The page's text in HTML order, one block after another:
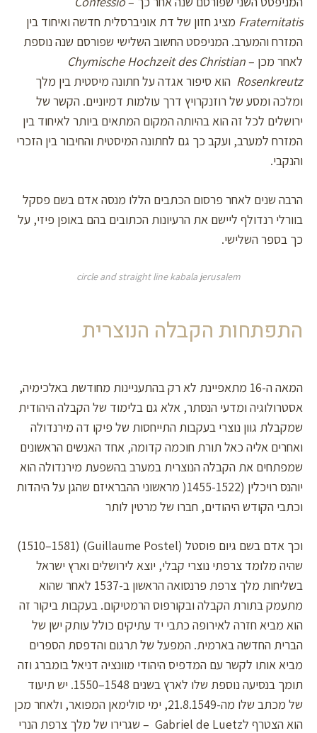
Fraternitatis מציג חזון של דת אוניברסלית חדשה ואיחוד בין
המזרח והמערב. המניפסט החשוב השלישי שפורסם שנה נוספת
לאחר מכן –Chymische Hochzeit des Christian
Rosenkreutz הוא סיפור אגדה על חתונה מיסטית בין מלך
ומלכה ומסע של רוזנקרויץ דרך עולמות דמיוניים. הקשר של
ירושלים לכל זה הוא בהיותה המקום המתאים ביותר לאיחוד בין
המזרח למערב, ועקב כך גם לחתונה המיסטית והחיבור בין הזכרי
והנקבי.
הרבה שנים לאחר פרסום הכתבים הללו מנסה אדם בשם פסקל
בוורלי רנדולף ליישם את הרעיונות הכתובים בהם באופן פיזי, על
כך בספר השלישי.
circle and straight line kabala jerusalem
התפתחות הקבלה הנוצרית
המאה ה-16 מתאפיינת לא רק בהתעניינות מחודשת באלכימיה,
אסטרולוגיה ומדעי הנסתר, אלא גם בלימוד של הקבלה היהודית
שמקבלת גוון נוצרי בעקבות התייחסות של פיקו דה מירנדולה
ואחרים אליה כאל תורת חוכמה קדומה, אחד האנשים הראשונים
שמפתחים את הקבלה הנוצרית במערב בהשפעת מירנדולה הוא
יוהנס רויכלין (1455-1522( מראשוני ההבראיזם שהגן על היהדות
וכתבי הקודש היהודים, חברו של מרטין לותר
וכך אדם בשם גיום פוסטל (Guillaume Postel) (1510–1581)
שהיה מלומד צרפתי נוצרי קבלי, יוצא לירושלים וארץ ישראל
בשליחות מלך צרפת פרנסואה הראשון ב-1537 לאחר שהוא
מתעמק בתורת הקבלה ובקורפוס הרמטיקום. בעקבות ביקור זה
הוא מביא חזרה לאירופה כתבי יד עתיקים כולל עותק ישן של
הברית החדשה בארמית. המפעל של תרגום והדפסת הספרים
מביא אותו לקשר עם המדפיס היהודי מוונציה דניאל בומברג וזה
תומך בנסיעה נוספת שלו לארץ בשנים 1548–1550. יש תיעוד
של מכתב שלו מה-21.8.1549, ימי סולימאן המפואר, ולאחר מכן
הוא הצטרף לGabriel de Luetz – שגרירו של מלך צרפת הנרי